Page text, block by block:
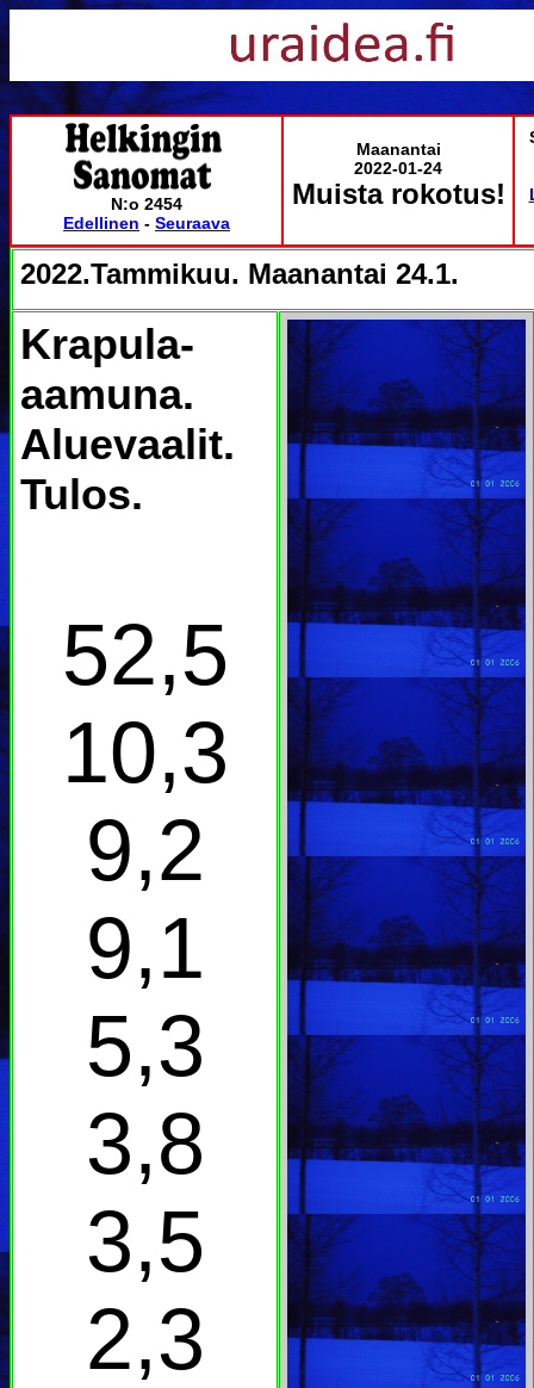
N:o 2454
Edellinen - Seuraava
Maanantai
2022-01-24
Muista rokotus!
2022.Tammikuu. Maanantai 24.1.
Krapula-
aamuna.
Aluevaalit.
Tulos.
52,5
10,3
9,2
9,1
5,3
3,8
3,5
2,3